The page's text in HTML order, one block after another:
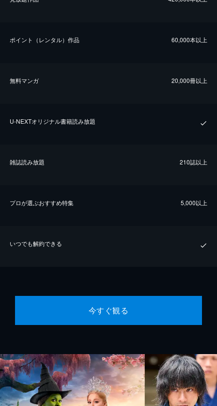
ポイント（レンタル）作品 60,000本以上
無料マンガ 20,000冊以上
U-NEXTオリジナル書籍読み放題
雑誌読み放題 210誌以上
プロが選ぶおすすめ特集 5,000以上
いつでも解約できる
今すぐ観る